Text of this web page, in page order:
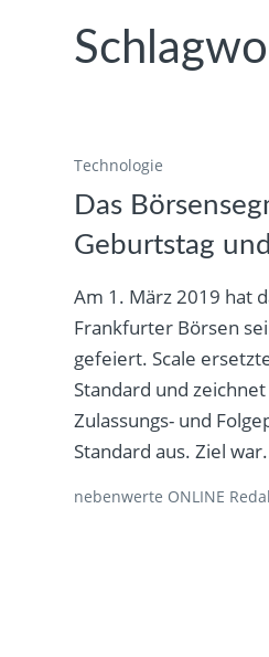
Technologie
Das
Geburtstag
Am 1. März 2019 hat
Frankfurter Börsen
gefeiert. Scale
Standard und
Zulassungs- und
Standard aus. Ziel
nebenwerte ONLINE